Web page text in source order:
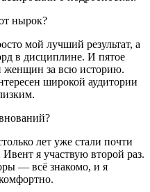
нырок?
мой лучший результат, а
в дисциплине. И пятое
женщин за всю историю.
широкой аудитории
лет уже стали почти
я участвую второй раз.
— всё знакомо, и я